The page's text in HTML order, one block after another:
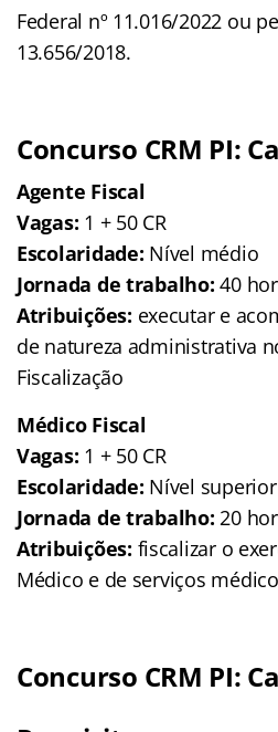
Federal nº 11.016/2022 ou
13.656/2018.
Concurso CRM PI:
Agente Fiscal
Vagas: 1 + 50 CR
Escolaridade: Nível médio
Jornada de trabalho:40
Atribuições: executar e
de natureza administrativa
Fiscalização
Médico Fiscal
Vagas: 1 + 50 CR
Escolaridade: Nível superior
Jornada de trabalho: 20
Atribuições: fiscalizar o
Médico e de serviços
Concurso CRM PI: